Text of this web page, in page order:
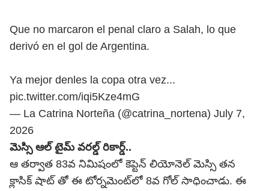
Que no marcaron el penal claro a Salah, lo que
derivó en el gol de Argentina.
Ya mejor denles la copa otra vez...
pic.twitter.com/iqi5Kze4mG
— La Catrina Norteña (@catrina_nortena) July 7,
2026
మెస్సి ఆల్ టైమ్ వరల్డ్ రికార్డ్..
ఆ తర్వాత 83వ నిమిషంలో కెప్టెన్ లియోనెల్ మెస్సి తన
క్లాసిక్ షాట్ తో ఈ టోర్నమెంట్‌లో 8వ గోల్ సాధించాడు. ఈ